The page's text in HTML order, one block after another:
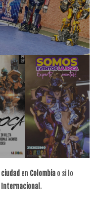
ciudad en Colombia o si lo
Internacional .